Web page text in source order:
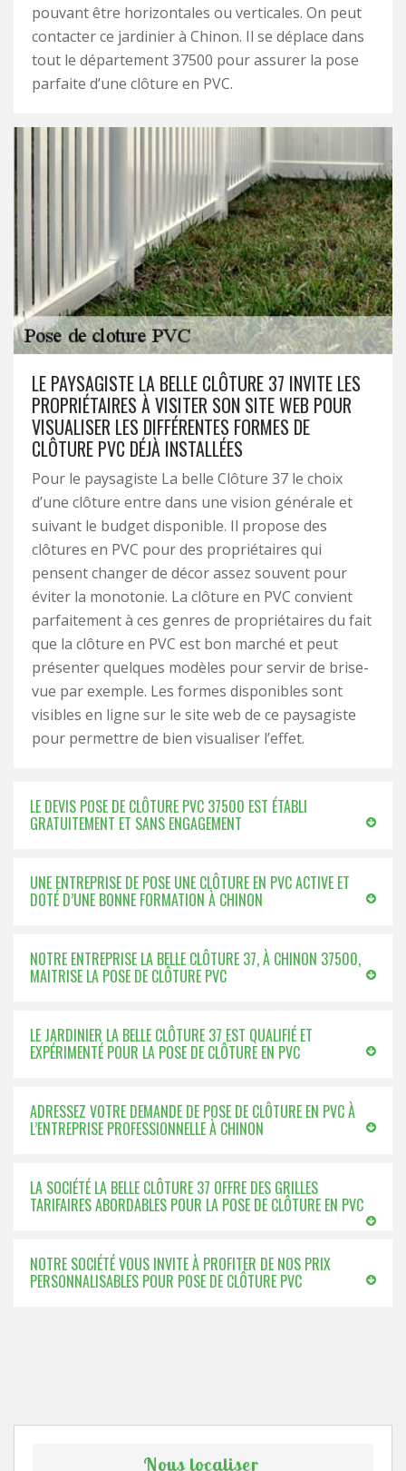
pouvant être horizontales ou verticales. On peut
contacter ce jardinier à Chinon. Il se déplace dans
tout le département 37500 pour assurer la pose
parfaite d’une clôture en PVC.
LE PAYSAGISTE LA BELLE CLÔTURE 37 INVITE LES
PROPRIÉTAIRES À VISITER SON SITE WEB POUR
VISUALISER LES DIFFÉRENTES FORMES DE
CLÔTURE PVC DÉJÀ INSTALLÉES
Pour le paysagiste La belle Clôture 37 le choix
d’une clôture entre dans une vision générale et
suivant le budget disponible. Il propose des
clôtures en PVC pour des propriétaires qui
pensent changer de décor assez souvent pour
éviter la monotonie. La clôture en PVC convient
parfaitement à ces genres de propriétaires du fait
que la clôture en PVC est bon marché et peut
présenter quelques modèles pour servir de brise-
vue par exemple. Les formes disponibles sont
visibles en ligne sur le site web de ce paysagiste
pour permettre de bien visualiser l’effet.
LE DEVIS POSE DE CLÔTURE PVC 37500 EST ÉTABLI
GRATUITEMENT ET SANS ENGAGEMENT
UNE ENTREPRISE DE POSE UNE CLÔTURE EN PVC ACTIVE ET
DOTÉ D’UNE BONNE FORMATION À CHINON
NOTRE ENTREPRISE LA BELLE CLÔTURE 37, À CHINON 37500,
MAITRISE LA POSE DE CLÔTURE PVC
LE JARDINIER LA BELLE CLÔTURE 37 EST QUALIFIÉ ET
EXPÉRIMENTÉ POUR LA POSE DE CLÔTURE EN PVC
ADRESSEZ VOTRE DEMANDE DE POSE DE CLÔTURE EN PVC À
L’ENTREPRISE PROFESSIONNELLE À CHINON
LA SOCIÉTÉ LA BELLE CLÔTURE 37 OFFRE DES GRILLES
TARIFAIRES ABORDABLES POUR LA POSE DE CLÔTURE EN PVC
NOTRE SOCIÉTÉ VOUS INVITE À PROFITER DE NOS PRIX
PERSONNALISABLES POUR POSE DE CLÔTURE PVC
Nous localiser